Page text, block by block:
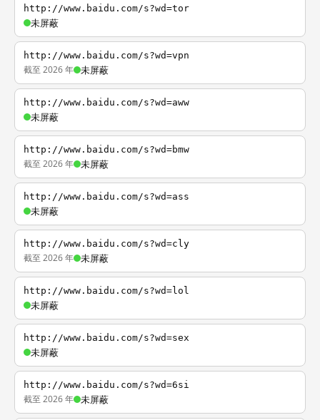
http://www.baidu.com/s?wd=tor
未屏蔽
http://www.baidu.com/s?wd=vpn
截至 2026 年 未屏蔽
http://www.baidu.com/s?wd=aww
未屏蔽
http://www.baidu.com/s?wd=bmw
截至 2026 年 未屏蔽
http://www.baidu.com/s?wd=ass
未屏蔽
http://www.baidu.com/s?wd=cly
截至 2026 年 未屏蔽
http://www.baidu.com/s?wd=lol
未屏蔽
http://www.baidu.com/s?wd=sex
未屏蔽
http://www.baidu.com/s?wd=6si
截至 2026 年 未屏蔽